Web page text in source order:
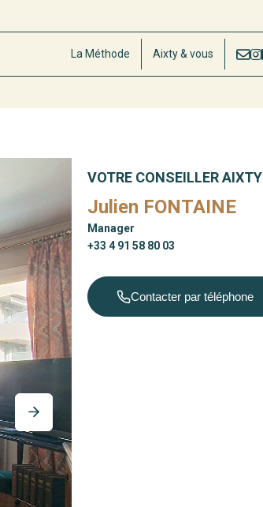
La Méthode Aixty & vous
VOTRE CONSEILLER AIXTY
Julien FONTAINE
Manager
+33 4 91 58 80 03
Contacter par téléphone